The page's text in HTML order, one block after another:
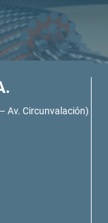
Av. Circunvalación)